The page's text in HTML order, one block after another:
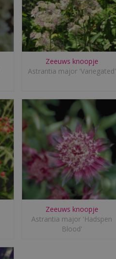
Zeeuws knoopje
Astrantia major 'Variegated'
Zeeuws knoopje
Astrantia major 'Hadspen
Blood'